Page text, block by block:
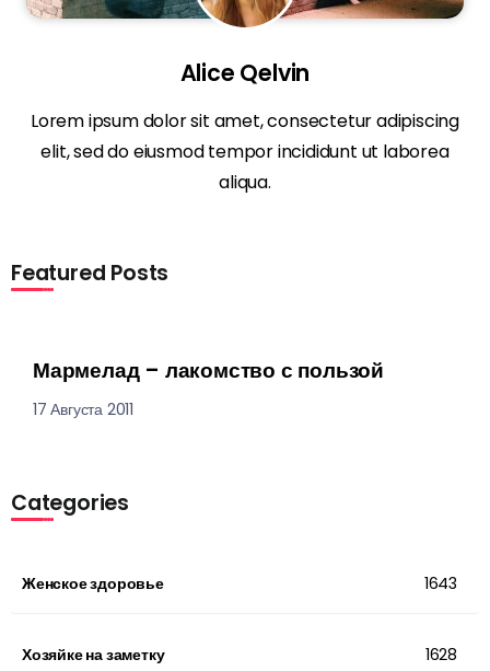
Alice Qelvin
Lorem ipsum dolor sit amet, consectetur adipiscing
elit, sed do eiusmod tempor incididunt ut laborea
aliqua.
Featured Posts
Мармелад – лакомство с пользой
17 Августа 2011
Categories
Женское здоровье 1643
Хозяйке на заметку 1628